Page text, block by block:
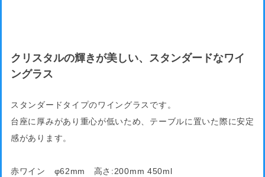
クリスタルの輝きが美しい、スタンダードなワイ
ングラス
スタンダードタイプのワイングラスです。
台座に厚みがあり重心が低いため、テーブルに置いた際に安定
感があります。
赤ワイン φ62mm 高さ:200mm 450ml